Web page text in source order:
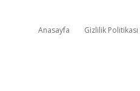
Anasayfa Gizlilik Politikası